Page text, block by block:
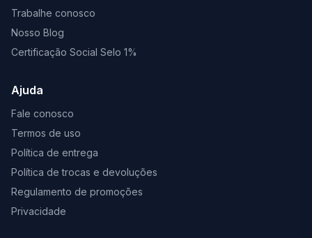
Trabalhe conosco
Nosso Blog
Certificação Social Selo 1%
Ajuda
Fale conosco
Termos de uso
Política de entrega
Política de trocas e devoluções
Regulamento de promoções
Privacidade